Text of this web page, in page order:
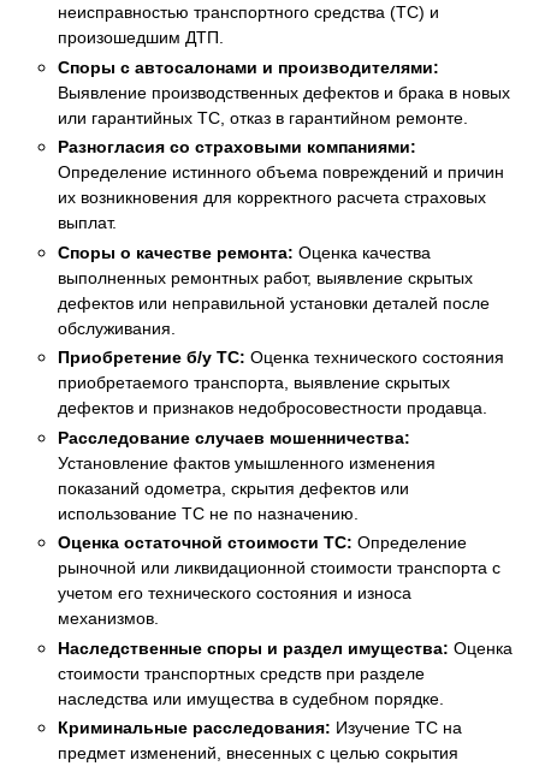
неисправностью транспортного средства (ТС) и
произошедшим ДТП.
Споры с автосалонами и производителями:
Выявление производственных дефектов и брака в новых
или гарантийных ТС, отказ в гарантийном ремонте.
Разногласия со страховыми компаниями:
Определение истинного объема повреждений и причин
их возникновения для корректного расчета страховых
выплат.
Споры о качестве ремонта: Оценка качества
выполненных ремонтных работ, выявление скрытых
дефектов или неправильной установки деталей после
обслуживания.
Приобретение б/у ТС: Оценка технического состояния
приобретаемого транспорта, выявление скрытых
дефектов и признаков недобросовестности продавца.
Расследование случаев мошенничества:
Установление фактов умышленного изменения
показаний одометра, скрытия дефектов или
использование ТС не по назначению.
Оценка остаточной стоимости ТС: Определение
рыночной или ликвидационной стоимости транспорта с
учетом его технического состояния и износа
механизмов.
Наследственные споры и раздел имущества: Оценка
стоимости транспортных средств при разделе
наследства или имущества в судебном порядке.
Криминальные расследования: Изучение ТС на
предмет изменений, внесенных с целью сокрытия